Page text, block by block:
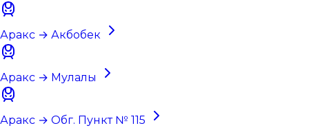
Аракс → Акбобек
Аракс → Мулалы
Аракс → Обг. Пункт № 115